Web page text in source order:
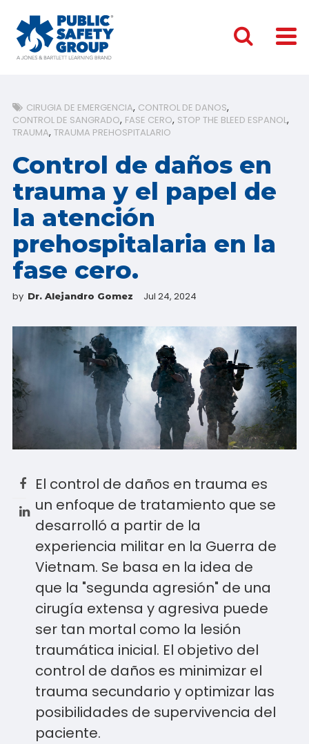
CIRUGIA DE EMERGENCIA CONTROL DE DANOS
CONTROL DE SANGRADO FASE CERO STOP THE BLEED ESPANOL
TRAUMA TRAUMA PREHOSPITALARIO
Control de daños en
trauma y el papel de
la atención
prehospitalaria en la
fase cero.
by Dr. Alejandro Gomez Jul 24, 2024
El control de daños en trauma es
un enfoque de tratamiento que se
desarrolló a partir de la
experiencia militar en la Guerra de
Vietnam. Se basa en la idea de
que la "segunda agresión" de una
cirugía extensa y agresiva puede
ser tan mortal como la lesión
traumática inicial. El objetivo del
control de daños es minimizar el
trauma secundario y optimizar las
posibilidades de supervivencia del
paciente.